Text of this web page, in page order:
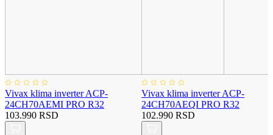
Vivax klima inverter ACP-
24CH70AEMI PRO R32
103.990 RSD
Vivax klima inverter ACP-
24CH70AEQI PRO R32
102.990 RSD